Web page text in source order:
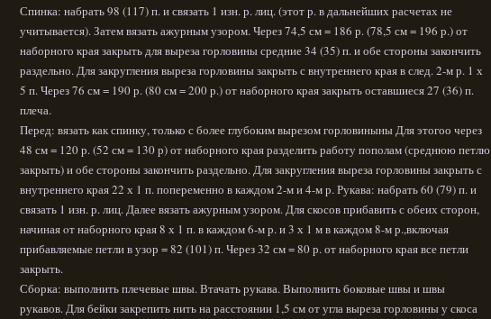
Спинка: набрать 98 (117) п. и связать 1 изн. р. лиц. (этот р. в дальнейших расчетах не
учитывается). Затем вязать ажурным узором. Через 74,5 см = 186 р. (78,5 см = 196 р.) от
наборного края закрыть для выреза горловины средние 34 (35) п. и обе стороны закончить
раздельно. Для закругления выреза горловины закрыть с внутреннего края в след. 2-м р. 1 х
5 п. Через 76 см = 190 р. (80 см = 200 р.) от наборного края закрыть оставшиеся 27 (36) п.
плеча.
Перед: вязать как спинку, только с более глубоким вырезом горловиныны Для этогоо через
48 см = 120 р. (52 см = 130 р) от наборного края разделить работу пополам (среднюю петлю
закрыть) и обе стороны закончить раздельно. Для закругления выреза горловины закрыть с
внутреннего края 22 х 1 п. попеременно в каждом 2-м и 4-м р. Рукава: набрать 60 (79) п. и
связать 1 изн. р. лиц. Далее вязать ажурным узором. Для скосов прибавить с обеих сторон,
начиная oт наборного края 8 х 1 п. в каждом 6-м р. и 3 х 1 м в каждом 8-м р.,включая
прибавляемые петли в узор = 82 (101) п. Через 32 см = 80 р. от наборного края все петли
закрыть.
Сборка: выполнить плечевые швы. Втачать рукава. Выполнить боковые швы и швы
рукавов. Для бейки закрепить нить на расстоянии 1,5 см от угла выреза горловины у скоса